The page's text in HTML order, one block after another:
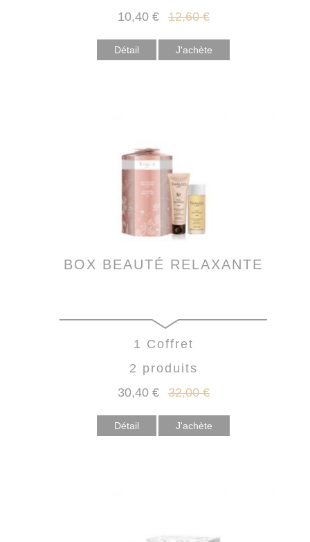
10,40 € 12,60 €
Détail
BOX BEAUTÉ RELAXANTE
1 Coffret
2 produits
30,40 € 32,00 €
Détail